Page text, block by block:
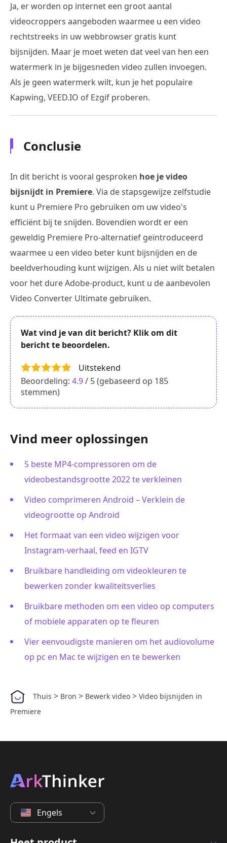
Ja, er worden op internet een groot aantal
videocroppers aangeboden waarmee u een video
rechtstreeks in uw webbrowser gratis kunt
bijsnijden. Maar je moet weten dat veel van hen een
watermerk in je bijgesneden video zullen invoegen.
Als je geen watermerk wilt, kun je het populaire
Kapwing, VEED.IO of Ezgif proberen.
Conclusie
In dit bericht is vooral gesproken hoe je video
bijsnijdt in Premiere. Via de stapsgewijze zelfstudie
kunt u Premiere Pro gebruiken om uw video's
efficiënt bij te snijden. Bovendien wordt er een
geweldig Premiere Pro-alternatief geïntroduceerd
waarmee u een video beter kunt bijsnijden en de
beeldverhouding kunt wijzigen. Als u niet wilt betalen
voor het dure Adobe-product, kunt u de aanbevolen
Video Converter Ultimate gebruiken.
Wat vind je van dit bericht? Klik om dit
bericht te beoordelen.
Uitstekend
Beoordeling: 4.9/ 5 (gebaseerd op 185
stemmen)
Vind meer oplossingen
5 beste MP4-compressoren om de
videobestandsgrootte 2022 te verkleinen
Video comprimeren Android – Verklein de
videogrootte op Android
Het formaat van een video wijzigen voor
Instagram-verhaal, feed en IGTV
Bruikbare handleiding om videokleuren te
bewerken zonder kwaliteitsverlies
Bruikbare methoden om een video op computers
of mobiele apparaten op te fleuren
Vier eenvoudigste manieren om het audiovolume
op pc en Mac te wijzigen en te bewerken
Thuis > Bron > Bewerk video > Video bijsnijden in
Premiere
Engels